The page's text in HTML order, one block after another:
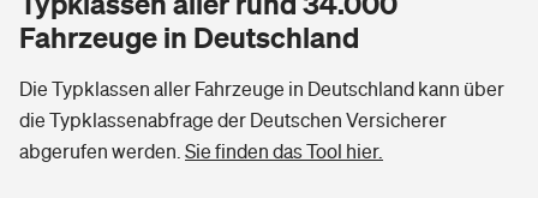
Fahrzeuge in Deutschland
Die Typklassen aller Fahrzeuge in Deutschland kann über
die Typklassenabfrage der Deutschen Versicherer
abgerufen werden. Sie finden das Tool hier.